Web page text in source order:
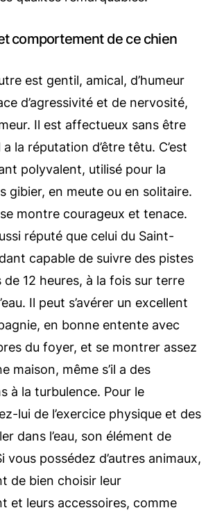
comportement de ce chien
est gentil, amical, d’humeur
d’agressivité et de nervosité,
Il est affectueux sans être
la réputation d’être têtu. C’est
polyvalent, utilisé pour la
gibier, en meute ou en solitaire.
montre courageux et tenace.
réputé que celui du Saint-
capable de suivre des pistes
de 12 heures, à la fois sur terre
Il peut s’avérer un excellent
en bonne entente avec
du foyer, et se montrer assez
maison, même s’il a des
à la turbulence. Pour le
lui de l’exercice physique et des
dans l’eau, son élément de
vous possédez d’autres animaux,
de bien choisir leur
et leurs accessoires, comme